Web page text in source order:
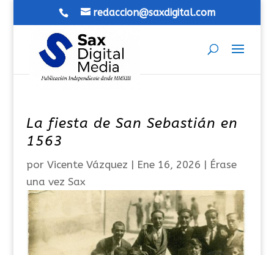
redaccion@saxdigital.com
La fiesta de San Sebastián en
1563
por Vicente Vázquez | Ene 16, 2026 | Érase
una vez Sax